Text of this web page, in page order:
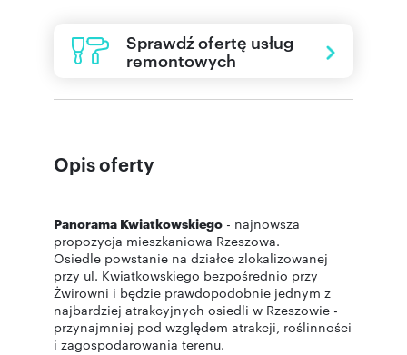
Sprawdź ofertę usług
remontowych
Opis oferty
Panorama Kwiatkowskiego - najnowsza
propozycja mieszkaniowa Rzeszowa.
Osiedle powstanie na działce zlokalizowanej
przy ul. Kwiatkowskiego bezpośrednio przy
Żwirowni i będzie prawdopodobnie jednym z
najbardziej atrakcyjnych osiedli w Rzeszowie -
przynajmniej pod względem atrakcji, roślinności
i zagospodarowania terenu.